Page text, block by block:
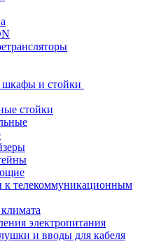
и стойки
стойки
к телекоммуникационным
электропитания
и вводы для кабеля